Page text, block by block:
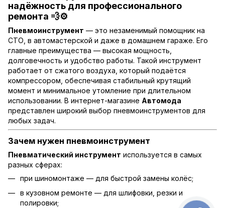
надёжность для профессионального
ремонта 💨⚙️
Пневмоинструмент — это незаменимый помощник на
СТО, в автомастерской и даже в домашнем гараже. Его
главные преимущества — высокая мощность,
долговечность и удобство работы. Такой инструмент
работает от сжатого воздуха, который подаётся
компрессором, обеспечивая стабильный крутящий
момент и минимальное утомление при длительном
использовании. В интернет-магазине Автомода
представлен широкий выбор пневмоинструментов для
любых задач.
Зачем нужен пневмоинструмент
Пневматический инструмент используется в самых
разных сферах:
при шиномонтаже — для быстрой замены колёс;
в кузовном ремонте — для шлифовки, резки и
полировки;